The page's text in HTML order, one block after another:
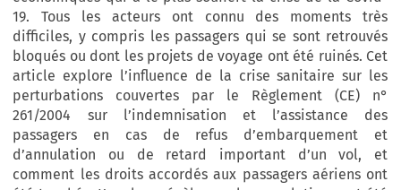
19. Tous les acteurs ont connu des moments très
difficiles, y compris les passagers qui se sont retrouvés
bloqués ou dont les projets de voyage ont été ruinés. Cet
article explore l’influence de la crise sanitaire sur les
perturbations couvertes par le Règlement (CE) n°
261/2004 sur l’indemnisation et l’assistance des
passagers en cas de refus d’embarquement et
d’annulation ou de retard important d’un vol, et
comment les droits accordés aux passagers aériens ont